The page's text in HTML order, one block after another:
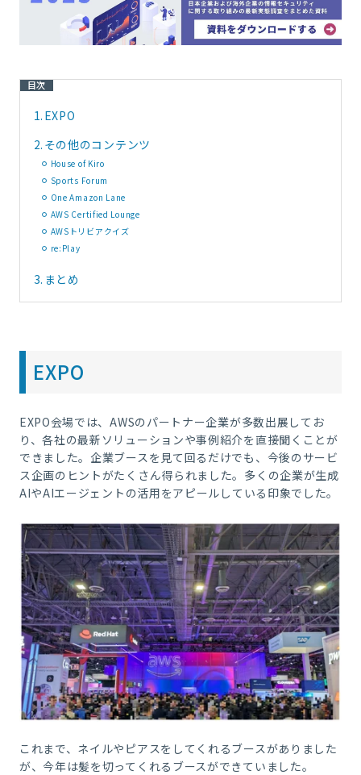
目次
1. EXPO
2. その他のコンテンツ
House of Kiro
Sports Forum
One Amazon Lane
AWS Certified Lounge
AWSトリビアクイズ
re:Play
3. まとめ
EXPO
EXPO会場では、AWSのパートナー企業が多数出展してお
り、各社の最新ソリューションや事例紹介を直接聞くことが
できました。企業ブースを見て回るだけでも、今後のサービ
ス企画のヒントがたくさん得られました。多くの企業が生成
AIやAIエージェントの活用をアピールしている印象でした。
これまで、ネイルやピアスをしてくれるブースがありました
が、今年は髪を切ってくれるブースができていました。